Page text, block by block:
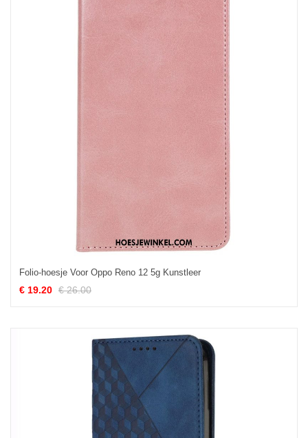
Folio-hoesje Voor Oppo Reno 12 5g Kunstleer
€ 19.20 € 26.00